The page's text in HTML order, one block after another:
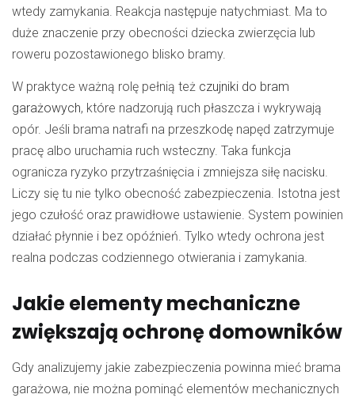
wtedy zamykania. Reakcja następuje natychmiast. Ma to
duże znaczenie przy obecności dziecka zwierzęcia lub
roweru pozostawionego blisko bramy.
W praktyce ważną rolę pełnią też czujniki do bram
garażowych, które nadzorują ruch płaszcza i wykrywają
opór. Jeśli brama natrafi na przeszkodę napęd zatrzymuje
pracę albo uruchamia ruch wsteczny. Taka funkcja
ogranicza ryzyko przytrzaśnięcia i zmniejsza siłę nacisku.
Liczy się tu nie tylko obecność zabezpieczenia. Istotna jest
jego czułość oraz prawidłowe ustawienie. System powinien
działać płynnie i bez opóźnień. Tylko wtedy ochrona jest
realna podczas codziennego otwierania i zamykania.
Jakie elementy mechaniczne
zwiększają ochronę domowników
Gdy analizujemy jakie zabezpieczenia powinna mieć brama
garażowa, nie można pominąć elementów mechanicznych